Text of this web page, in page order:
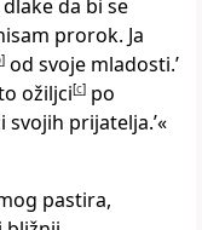
da bi se
prorok. Ja
] od svoje mladosti.’
ožiljci[c] po
svojih prijatelja.’«
pastira,